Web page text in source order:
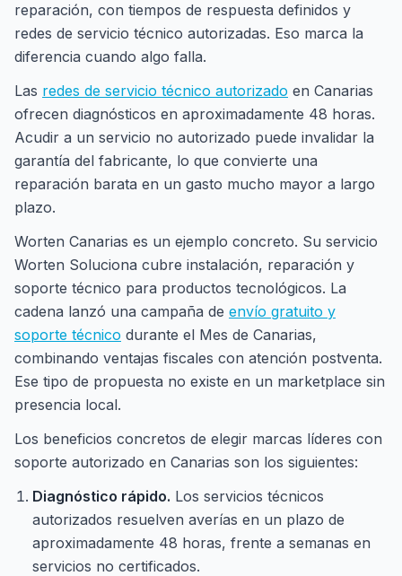
reparación, con tiempos de respuesta definidos y
redes de servicio técnico autorizadas. Eso marca la
diferencia cuando algo falla.
Las redes de servicio técnico autorizado en Canarias
ofrecen diagnósticos en aproximadamente 48 horas.
Acudir a un servicio no autorizado puede invalidar la
garantía del fabricante, lo que convierte una
reparación barata en un gasto mucho mayor a largo
plazo.
Worten Canarias es un ejemplo concreto. Su servicio
Worten Soluciona cubre instalación, reparación y
soporte técnico para productos tecnológicos. La
cadena lanzó una campaña de envío gratuito y
soporte técnico durante el Mes de Canarias,
combinando ventajas fiscales con atención postventa.
Ese tipo de propuesta no existe en un marketplace sin
presencia local.
Los beneficios concretos de elegir marcas líderes con
soporte autorizado en Canarias son los siguientes:
Diagnóstico rápido. Los servicios técnicos
autorizados resuelven averías en un plazo de
aproximadamente 48 horas, frente a semanas en
servicios no certificados.